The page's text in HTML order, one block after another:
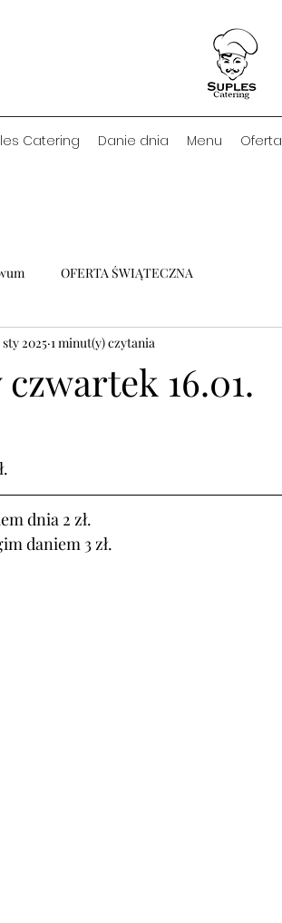
Catering Danie dnia Menu Oferta
OFERTA ŚWIĄTECZNA
czwartek 16.01.
sty 2025 1 minut(y) czytania
dnia 2 zł.
daniem 3 zł.